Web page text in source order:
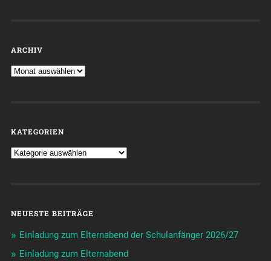
ARCHIV
KATEGORIEN
NEUESTE BEITRÄGE
Einladung zum Elternabend der Schulanfänger 2026/27
Einladung zum Elternabend